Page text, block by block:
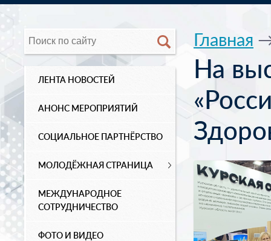
ЛЕНТА НОВОСТЕЙ
АНОНС МЕРОПРИЯТИЙ
СОЦИАЛЬНОЕ ПАРТНЁРСТВО
МОЛОДЁЖНАЯ СТРАНИЦА
МЕЖДУНАРОДНОЕ
СОТРУДНИЧЕСТВО
ФОТО И ВИДЕО
Главная
На